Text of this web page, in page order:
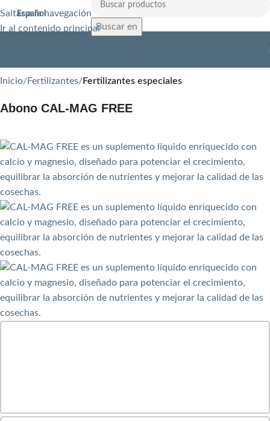
Saltar a la navegación
Ir al contenido principal
Español
Buscar en
Inicio Fertilizantes Fertilizantes especiales
Abono CAL-MAG FREE